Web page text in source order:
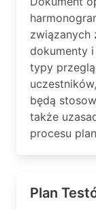
związanych
dokumenty
typy
będą
także
procesu
Plan